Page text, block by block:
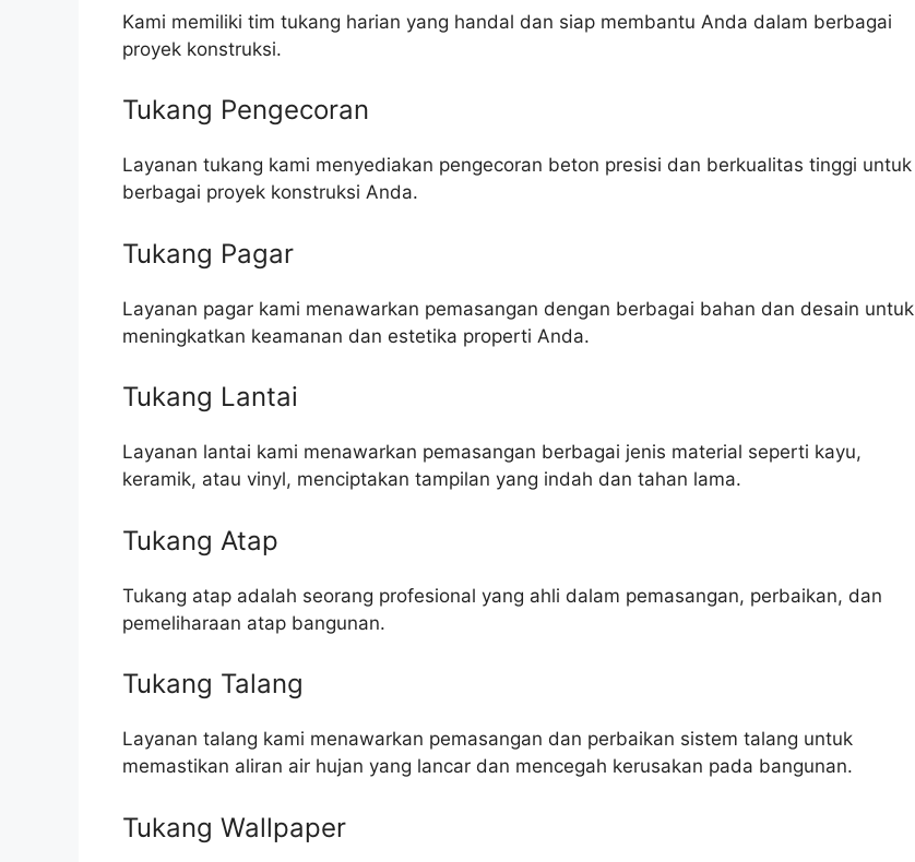
Kami memiliki tim tukang harian yang handal dan siap membantu Anda dalam berbagai
proyek konstruksi.
Tukang Pengecoran
Layanan tukang kami menyediakan pengecoran beton presisi dan berkualitas tinggi untuk
berbagai proyek konstruksi Anda.
Tukang Pagar
Layanan pagar kami menawarkan pemasangan dengan berbagai bahan dan desain untuk
meningkatkan keamanan dan estetika properti Anda.
Tukang Lantai
Layanan lantai kami menawarkan pemasangan berbagai jenis material seperti kayu,
keramik, atau vinyl, menciptakan tampilan yang indah dan tahan lama.
Tukang Atap
Tukang atap adalah seorang profesional yang ahli dalam pemasangan, perbaikan, dan
pemeliharaan atap bangunan.
Tukang Talang
Layanan talang kami menawarkan pemasangan dan perbaikan sistem talang untuk
memastikan aliran air hujan yang lancar dan mencegah kerusakan pada bangunan.
Tukang Wallpaper